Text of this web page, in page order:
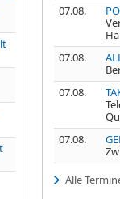
07.08.
07.08.
07.08.
07.08.
Alle